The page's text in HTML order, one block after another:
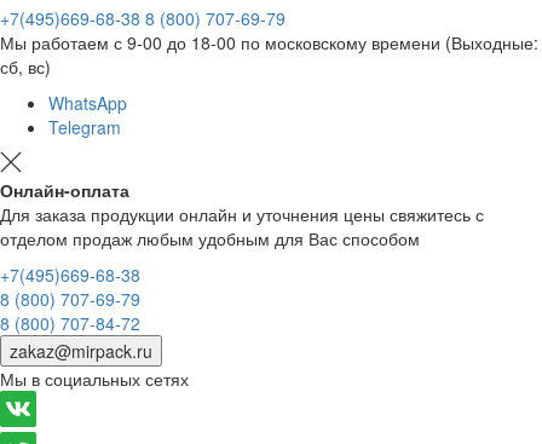
+7(495)669-68-38 8 (800) 707-69-79
Мы работаем с 9-00 до 18-00 по московскому времени (Выходные:
сб, вс)
WhatsApp
Telegram
Онлайн-оплата
Для заказа продукции онлайн и уточнения цены свяжитесь с
отделом продаж любым удобным для Вас способом
+7(495)669-68-38
8 (800) 707-69-79
8 (800) 707-84-72
zakaz@mirpack.ru
Мы в социальных сетях